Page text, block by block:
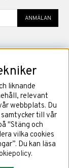
ANMÄLAN
AB
liknande
relevant
webbplats. Du
till vår
"Stäng och
vilka cookies
Du kan läsa
.